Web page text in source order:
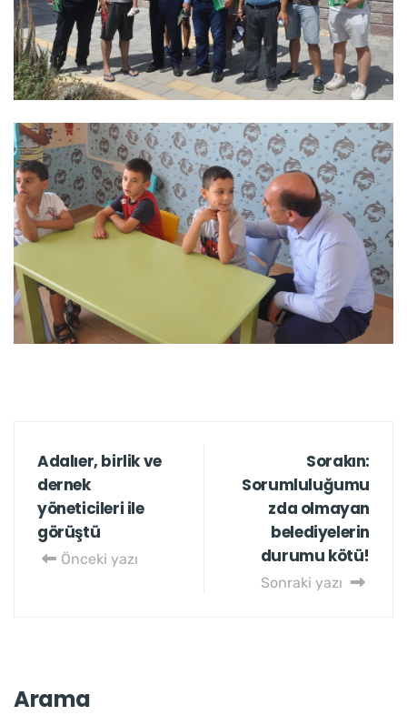
Adalıer, birlik ve
dernek
yöneticileri ile
görüştü
Önceki yazı
Sorakın:
Sorumluluğumu
zda olmayan
belediyelerin
durumu kötü!
Sonraki yazı
Arama